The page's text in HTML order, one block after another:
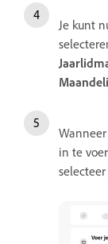
Je kunt
in te